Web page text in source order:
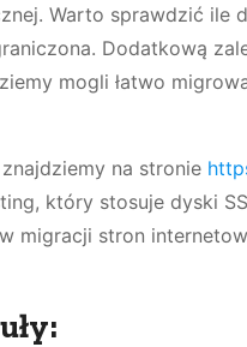
Warto sprawdzić ile
Dodatkową
mogli łatwo
na stronie
który stosuje dyski
migracji stron